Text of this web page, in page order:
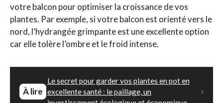
votre balcon pour optimiser la croissance de vos
plantes. Par exemple, si votre balcon est orienté vers le
nord, l’hydrangée grimpante est une excellente option
car elle tolère l’ombre et le froid intense.
À lire
Le secret pour garder vos plantes en pot en
excellente santé : le paillage, un